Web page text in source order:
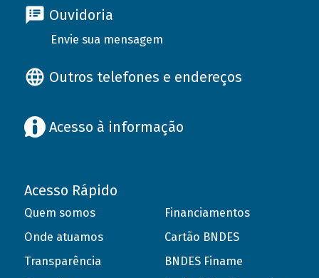
Ouvidoria
Envie sua mensagem
Outros telefones e endereços
Acesso à informação
Acesso Rápido
Quem somos
Onde atuamos
Transparência
Financiamentos
Cartão BNDES
BNDES Finame